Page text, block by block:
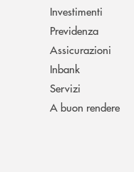
Investimenti
Previdenza
Assicurazioni
Inbank
Servizi
A buon rendere